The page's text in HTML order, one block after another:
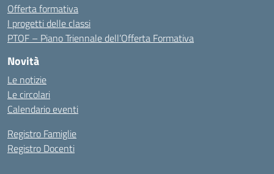
Offerta formativa
I progetti delle classi
PTOF – Piano Triennale dell’Offerta Formativa
Novità
Le notizie
Le circolari
Calendario eventi
Registro Famiglie
Registro Docenti